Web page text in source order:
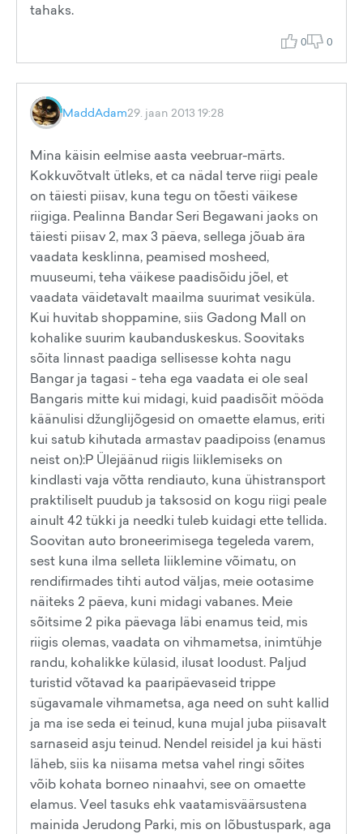
tahaks.
0 0
MaddAdam29. jaan 2013 19:28
Mina käisin eelmise aasta veebruar-märts.
Kokkuvõtvalt ütleks, et ca nädal terve riigi peale
on täiesti piisav, kuna tegu on tõesti väikese
riigiga. Pealinna Bandar Seri Begawani jaoks on
täiesti piisav 2, max 3 päeva, sellega jõuab ära
vaadata kesklinna, peamised mosheed,
muuseumi, teha väikese paadisõidu jõel, et
vaadata väidetavalt maailma suurimat vesiküla.
Kui huvitab shoppamine, siis Gadong Mall on
kohalike suurim kaubanduskeskus. Soovitaks
sõita linnast paadiga sellisesse kohta nagu
Bangar ja tagasi - teha ega vaadata ei ole seal
Bangaris mitte kui midagi, kuid paadisõit mööda
käänulisi džunglijõgesid on omaette elamus, eriti
kui satub kihutada armastav paadipoiss (enamus
neist on):P Ülejäänud riigis liiklemiseks on
kindlasti vaja võtta rendiauto, kuna ühistransport
praktiliselt puudub ja taksosid on kogu riigi peale
ainult 42 tükki ja needki tuleb kuidagi ette tellida.
Soovitan auto broneerimisega tegeleda varem,
sest kuna ilma selleta liiklemine võimatu, on
rendifirmades tihti autod väljas, meie ootasime
näiteks 2 päeva, kuni midagi vabanes. Meie
sõitsime 2 pika päevaga läbi enamus teid, mis
riigis olemas, vaadata on vihmametsa, inimtühje
randu, kohalikke külasid, ilusat loodust. Paljud
turistid võtavad ka paaripäevaseid trippe
sügavamale vihmametsa, aga need on suht kallid
ja ma ise seda ei teinud, kuna mujal juba piisavalt
sarnaseid asju teinud. Nendel reisidel ja kui hästi
läheb, siis ka niisama metsa vahel ringi sõites
võib kohata borneo ninaahvi, see on omaette
elamus. Veel tasuks ehk vaatamisväärsustena
mainida Jerudong Parki, mis on lõbustuspark, aga